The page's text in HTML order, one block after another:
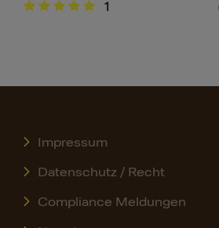
1
Impressum
Datenschutz / Recht
Compliance Meldungen